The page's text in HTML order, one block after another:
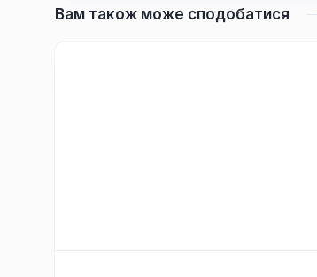
Вам також може сподобатися